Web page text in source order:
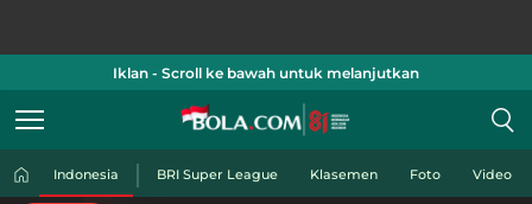
Iklan - Scroll ke bawah untuk melanjutkan
Indonesia BRI Super League Klasemen Foto Video